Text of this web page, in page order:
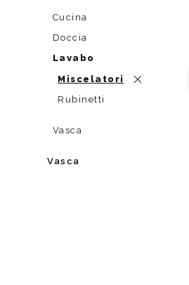
Tonde
Cucina
Doccia
Lavabo
Miscelatori
Rubinetti
Vasca
Vasca